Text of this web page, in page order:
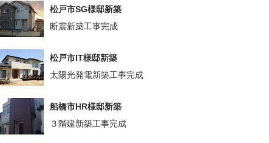
松戸市SG様邸新築
断震新築工事完成
松戸市IT様邸新築
太陽光発電新築工事完成
船橋市HR様邸新築
３階建新築工事完成